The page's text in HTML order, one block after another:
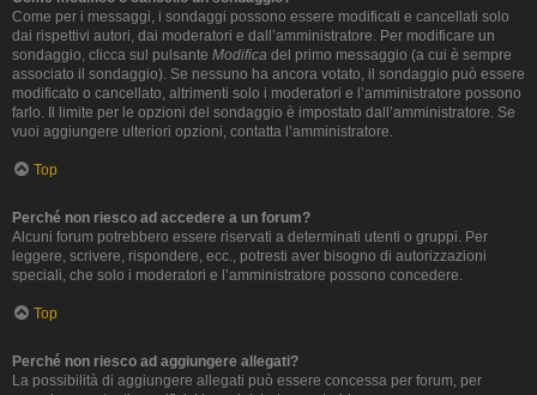
Come per i messaggi, i sondaggi possono essere modificati e cancellati solo
dai rispettivi autori, dai moderatori e dall’amministratore. Per modificare un
sondaggio, clicca sul pulsante Modifica del primo messaggio (a cui è sempre
associato il sondaggio). Se nessuno ha ancora votato, il sondaggio può essere
modificato o cancellato, altrimenti solo i moderatori e l’amministratore possono
farlo. Il limite per le opzioni del sondaggio è impostato dall’amministratore. Se
vuoi aggiungere ulteriori opzioni, contatta l’amministratore.
Top
Perché non riesco ad accedere a un forum?
Alcuni forum potrebbero essere riservati a determinati utenti o gruppi. Per
leggere, scrivere, rispondere, ecc., potresti aver bisogno di autorizzazioni
speciali, che solo i moderatori e l’amministratore possono concedere.
Top
Perché non riesco ad aggiungere allegati?
La possibilità di aggiungere allegati può essere concessa per forum, per